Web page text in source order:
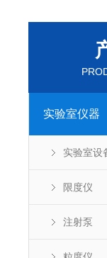
实验室仪器
实验室设
限度仪
注射泵